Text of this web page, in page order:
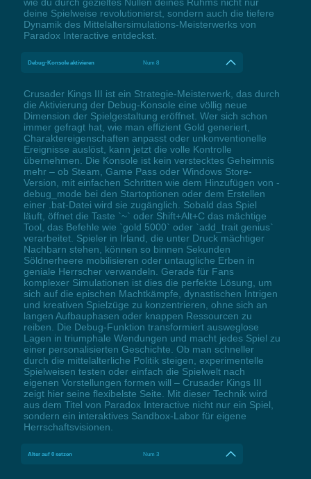
deine Spielweise revolutionierst, sondern auch die tiefere
Dynamik des Mittelaltersimulations-Meisterwerks von
Paradox Interactive entdeckst.
Debug-Konsole aktivieren Num 8
Crusader Kings III ist ein Strategie-Meisterwerk, das durch
die Aktivierung der Debug-Konsole eine völlig neue
Dimension der Spielgestaltung eröffnet. Wer sich schon
immer gefragt hat, wie man effizient Gold generiert,
Charaktereigenschaften anpasst oder unkonventionelle
Ereignisse auslöst, kann jetzt die volle Kontrolle
übernehmen. Die Konsole ist kein verstecktes Geheimnis
mehr – ob Steam, Game Pass oder Windows Store-
Version, mit einfachen Schritten wie dem Hinzufügen von -
debug_mode bei den Startoptionen oder dem Erstellen
einer .bat-Datei wird sie zugänglich. Sobald das Spiel
läuft, öffnet die Taste `~` oder Shift+Alt+C das mächtige
Tool, das Befehle wie `gold 5000` oder `add_trait genius`
verarbeitet. Spieler in Irland, die unter Druck mächtiger
Nachbarn stehen, können so binnen Sekunden
Söldnerheere mobilisieren oder untaugliche Erben in
geniale Herrscher verwandeln. Gerade für Fans
komplexer Simulationen ist dies die perfekte Lösung, um
sich auf die epischen Machtkämpfe, dynastischen Intrigen
und kreativen Spielzüge zu konzentrieren, ohne sich an
langen Aufbauphasen oder knappen Ressourcen zu
reiben. Die Debug-Funktion transformiert ausweglose
Lagen in triumphale Wendungen und macht jedes Spiel zu
einer personalisierten Geschichte. Ob man schneller
durch die mittelalterliche Politik steigen, experimentelle
Spielweisen testen oder einfach die Spielwelt nach
eigenen Vorstellungen formen will – Crusader Kings III
zeigt hier seine flexibelste Seite. Mit dieser Technik wird
aus dem Titel von Paradox Interactive nicht nur ein Spiel,
sondern ein interaktives Sandbox-Labor für eigene
Herrschaftsvisionen.
Alter auf 0 setzen Num 3